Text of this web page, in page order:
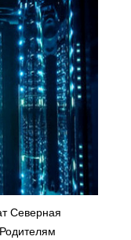
Северная